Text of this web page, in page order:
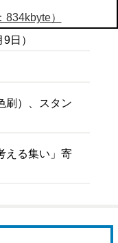
）
日）
）、スタン
える集い」寄